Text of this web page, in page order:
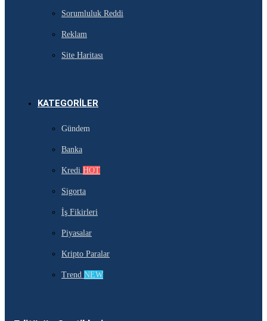
Sorumluluk Reddi
Reklam
Site Haritası
KATEGORILER
Gündem
Banka
Kredi HOT
Sigorta
İş Fikirleri
Piyasalar
Kripto Paralar
Trend NEW